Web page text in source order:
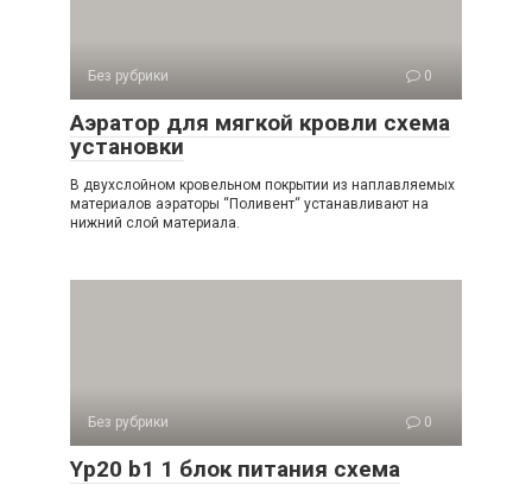
Без рубрики 0
Аэратор для мягкой кровли схема
установки
В двухслойном кровельном покрытии из наплавляемых
материалов аэраторы “Поливент“ устанавливают на
нижний слой материала.
Без рубрики 0
Yp20 b1 1 блок питания схема